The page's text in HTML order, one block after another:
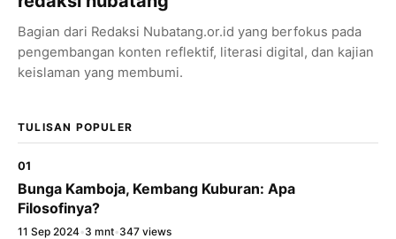
Bagian dari Redaksi Nubatang.or.id yang berfokus pada
pengembangan konten reflektif, literasi digital, dan kajian
keislaman yang membumi.
TULISAN POPULER
01
Bunga Kamboja, Kembang Kuburan: Apa
Filosofinya?
11 Sep 2024•3 mnt•347 views
Bagikan Tulisan Ini ×
Facebook
LinkedIn